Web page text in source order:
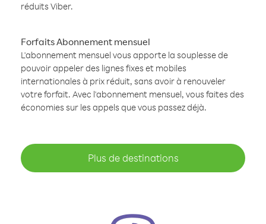
réduits Viber.
Forfaits Abonnement mensuel
L'abonnement mensuel vous apporte la souplesse de
pouvoir appeler des lignes fixes et mobiles
internationales à prix réduit, sans avoir à renouveler
votre forfait. Avec l'abonnement mensuel, vous faites des
économies sur les appels que vous passez déjà.
Plus de destinations